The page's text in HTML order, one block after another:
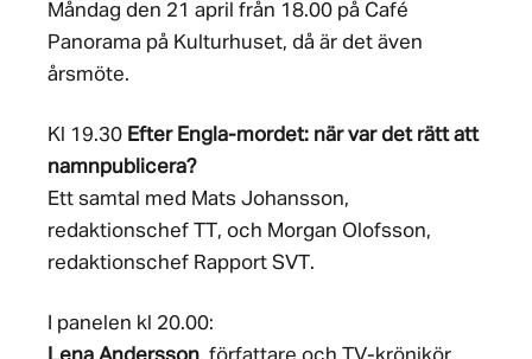
Måndag den 21 april från 18.00 på Café
Panorama på Kulturhuset, då är det även
årsmöte.
Kl 19.30 Efter Engla-mordet: när var det rätt att
namnpublicera?
Ett samtal med Mats Johansson,
redaktionschef TT, och Morgan Olofsson,
redaktionschef Rapport SVT.
I panelen kl 20.00: